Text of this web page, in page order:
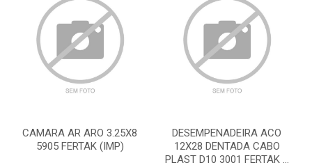
CAMARA AR ARO 3.25X8
5905 FERTAK (IMP)
DESEMPENADEIRA ACO
12X28 DENTADA CABO
PLAST D10 3001 FERTAK ...